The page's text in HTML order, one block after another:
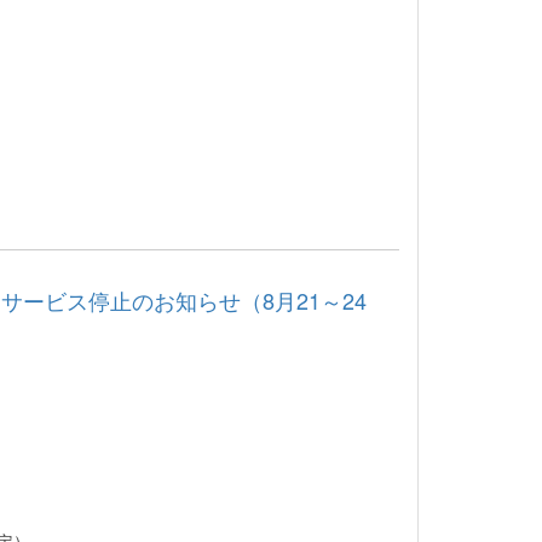
ービス停止のお知らせ（8月21～24